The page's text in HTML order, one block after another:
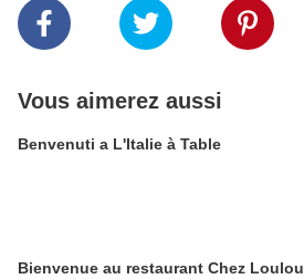
Vous aimerez aussi
Benvenuti a L'Italie à Table
Bienvenue au restaurant Chez Loulou